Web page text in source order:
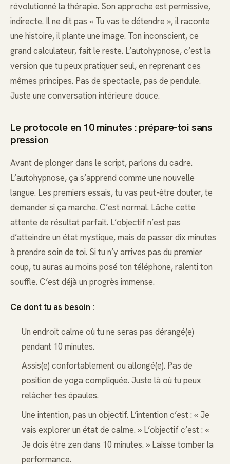
révolutionné la thérapie. Son approche est permissive,
indirecte. Il ne dit pas « Tu vas te détendre », il raconte
une histoire, il plante une image. Ton inconscient, ce
grand calculateur, fait le reste. L’autohypnose, c’est la
version que tu peux pratiquer seul, en reprenant ces
mêmes principes. Pas de spectacle, pas de pendule.
Juste une conversation intérieure douce.
Le protocole en 10 minutes : prépare-toi sans
pression
Avant de plonger dans le script, parlons du cadre.
L’autohypnose, ça s’apprend comme une nouvelle
langue. Les premiers essais, tu vas peut-être douter, te
demander si ça marche. C’est normal. Lâche cette
attente de résultat parfait. L’objectif n’est pas
d’atteindre un état mystique, mais de passer dix minutes
à prendre soin de toi. Si tu n’y arrives pas du premier
coup, tu auras au moins posé ton téléphone, ralenti ton
souffle. C’est déjà un progrès immense.
Ce dont tu as besoin :
Un endroit calme où tu ne seras pas dérangé(e)
pendant 10 minutes.
Assis(e) confortablement ou allongé(e). Pas de
position de yoga compliquée. Juste là où tu peux
relâcher tes épaules.
Une intention, pas un objectif. L’intention c’est : « Je
vais explorer un état de calme. » L’objectif c’est : «
Je dois être zen dans 10 minutes. » Laisse tomber la
performance.